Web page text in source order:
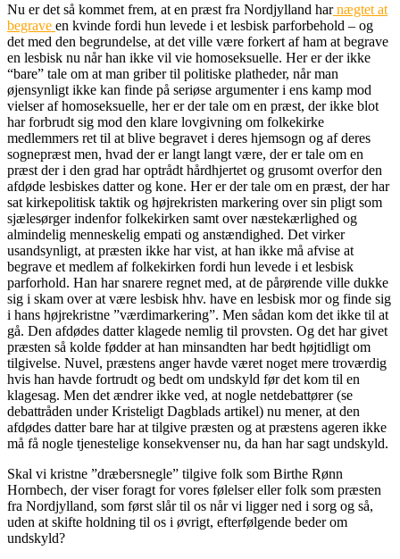
Nu er det så kommet frem, at en præst fra Nordjylland harnægtet at
begrave en kvinde fordi hun levede i et lesbisk parforbehold – og
det med den begrundelse, at det ville være forkert af ham at begrave
en lesbisk nu når han ikke vil vie homoseksuelle. Her er der ikke
“bare” tale om at man griber til politiske platheder, når man
øjensynligt ikke kan finde på seriøse argumenter i ens kamp mod
vielser af homoseksuelle, her er der tale om en præst, der ikke blot
har forbrudt sig mod den klare lovgivning om folkekirke
medlemmers ret til at blive begravet i deres hjemsogn og af deres
sognepræst men, hvad der er langt langt være, der er tale om en
præst der i den grad har optrådt hårdhjertet og grusomt overfor den
afdøde lesbiskes datter og kone. Her er der tale om en præst, der har
sat kirkepolitisk taktik og højrekristen markering over sin pligt som
sjælesørger indenfor folkekirken samt over næstekærlighed og
almindelig menneskelig empati og anstændighed. Det virker
usandsynligt, at præsten ikke har vist, at han ikke må afvise at
begrave et medlem af folkekirken fordi hun levede i et lesbisk
parforhold. Han har snarere regnet med, at de pårørende ville dukke
sig i skam over at være lesbisk hhv. have en lesbisk mor og finde sig
i hans højrekristne ”værdimarkering”. Men sådan kom det ikke til at
gå. Den afdødes datter klagede nemlig til provsten. Og det har givet
præsten så kolde fødder at han minsandten har bedt højtidligt om
tilgivelse. Nuvel, præstens anger havde været noget mere troværdig
hvis han havde fortrudt og bedt om undskyld før det kom til en
klagesag. Men det ændrer ikke ved, at nogle netdebattører (se
debattråden under Kristeligt Dagblads artikel) nu mener, at den
afdødes datter bare har at tilgive præsten og at præstens ageren ikke
må få nogle tjenestelige konsekvenser nu, da han har sagt undskyld.
Skal vi kristne ”dræbersnegle” tilgive folk som Birthe Rønn
Hornbech, der viser foragt for vores følelser eller folk som præsten
fra Nordjylland, som først slår til os når vi ligger ned i sorg og så,
uden at skifte holdning til os i øvrigt, efterfølgende beder om
undskyld?